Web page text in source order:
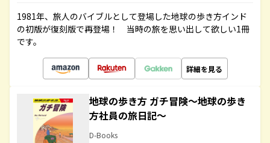
1981年、旅人のバイブルとして登場した地球の歩き方インド
の初版が復刻版で再登場！ 当時の旅を思い出して欲しい1冊
です。
詳細を見る
地球の歩き方 ガチ冒険～地球の歩き
方社員の旅日記～
D-Books